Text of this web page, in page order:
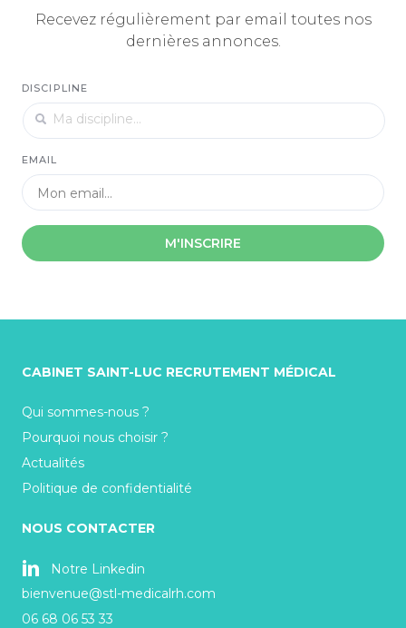
Recevez régulièrement par email toutes nos
dernières annonces.
DISCIPLINE
EMAIL
M'INSCRIRE
CABINET SAINT-LUC RECRUTEMENT MÉDICAL
Qui sommes-nous ?
Pourquoi nous choisir ?
Actualités
Politique de confidentialité
NOUS CONTACTER
Notre Linkedin
bienvenue@stl-medicalrh.com
06 68 06 53 33